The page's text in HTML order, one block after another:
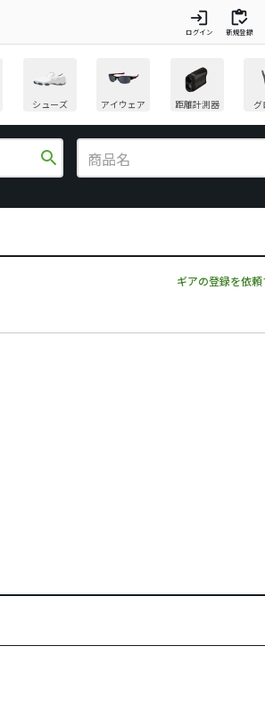
login
ログイン
inventory
新規登録
シューズ アイウェア 距離計測器 グ
search
ギアの登録を依頼